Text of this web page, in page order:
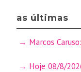
as últimas
Marcos
Hoje 08/8/